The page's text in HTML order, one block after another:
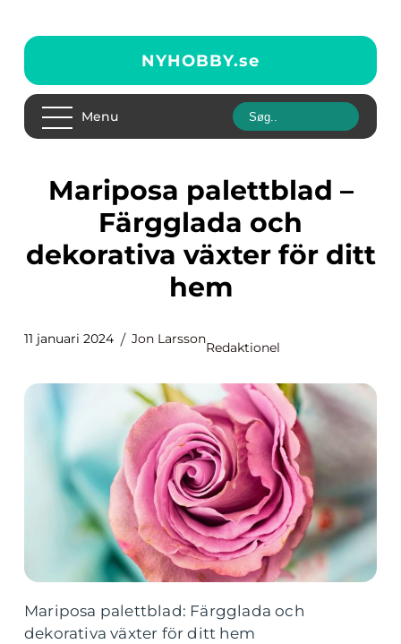
NYHOBBY.se
Menu
Mariposa palettblad –
Färgglada och
dekorativa växter för ditt
hem
11 januari 2024 Jon Larsson
Redaktionel
Mariposa palettblad: Färgglada och
dekorativa växter för ditt hem